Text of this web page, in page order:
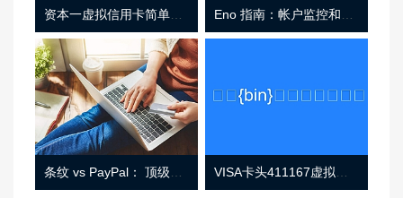
资本一虚拟信用卡简单介绍
条纹 vs PayPal： 顶级功能， 定价 （和更多！ VISA卡头411167虚拟卡基础信息